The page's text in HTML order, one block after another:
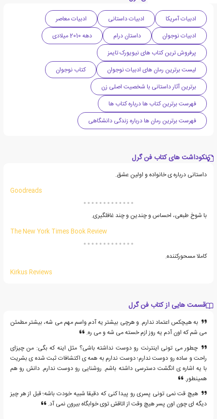
ادبیات آمریکا ادبیات داستانی
ادبیات معاصر
ادبیات نوجوان
داستان درام
دهه 2010 میلادی
پرفروش ترین کتاب های نیویورک تایمز
لیست برترین رمان های ادبیات نوجوان
کتاب نوجوان
برترین آثار داستانی با شخصیت اصلی زن
فهرست برترین کتاب ها درباره کتاب ها
فهرست برترین رمان ها درباره زندگی دانشگاهی
نکوداشت های کتاب فن گرل
داستانی درباره ی خانواده و اولین عشق.
Goodreads
با شوخ طبعی، احساس و چندین و چند غافلگیری.
The New York Times Book Review
کاملا مسحورکننده.
Kirkus Reviews
قسمت هایی از کتاب فن گرل
به هیچکس اعتماد ندارم. و هرچی بیشتر یه آدم واسم مهم می شه، بیشتر مطمئن
می شم که اون آدم یه روز ازم خسته می شه و می ره.
چطور می تونی اینترنت رو دوست نداشته باشی؟ مثل اینه که بگی: من چیزای
راحت و ساده رو دوست ندارم؛ دوست ندارم به همه ی اکتشافات ثبت شده ی بشریت
با یه اشاره ی انگشت دسترسی داشته باشم. روشنایی رو دوست ندارم. دانش رو هم
همینطور.
هیچ قت نمی تونی پسری رو پیدا کنی که دقیقا شبیه خودت باشه؛ قبل از هر چیز
دیگه ای چون اون پسر هیچ وقت از اتاقش توی خوابگاه بیرون نمی آد.